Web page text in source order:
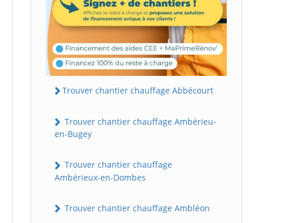
Trouver chantier chauffage Abbécourt
Trouver chantier chauffage Ambérieu-
en-Bugey
Trouver chantier chauffage
Ambérieux-en-Dombes
Trouver chantier chauffage Ambléon